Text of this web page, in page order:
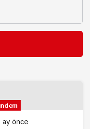
ay önce